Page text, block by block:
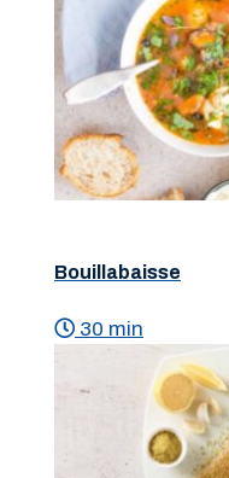
Bouillabaisse
30 min